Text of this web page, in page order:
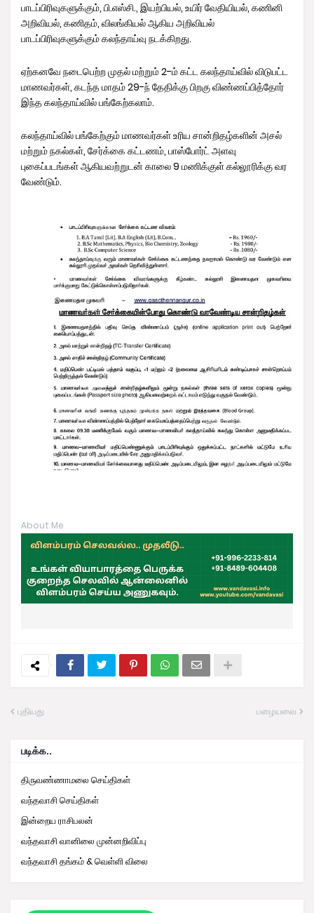
பாடப்பிரிவுகளுக்கும், பி.எஸ்சி., இயற்பியல், உயிர் வேதியியல், கணினி
அறிவியல், கணிதம், விலங்கியல் ஆகிய அறிவியல்
பாடப்பிரிவுகளுக்கும் கலந்தாய்வு நடக்கிறது.
ஏற்கனவே நடைபெற்ற முதல் மற்றும் 2-ம் கட்ட கலந்தாய்வில் விடுபட்ட
மாணவர்கள், கடந்த மாதம் 29-ந் தேதிக்கு பிறகு விண்ணப்பித்தோர்
இந்த கலந்தாய்வில் பங்கேற்கலாம்.
கலந்தாய்வில் பங்கேற்கும் மாணவர்கள் உரிய சான்றிதழ்களின் அசல்
மற்றும் நகல்கள், சேர்க்கை கட்டணம், பாஸ்போர்ட் அளவு
புகைப்படங்கள் ஆகியவற்றுடன் காலை 9 மணிக்குள் கல்லூரிக்கு வர
வேண்டும்.
About Me
புதியது பழையவை
படிக்க..
திருவண்ணாமலை செய்திகள்
வந்தவாசி செய்திகள்
இன்றைய ராசிபலன்
வந்தவாசி வானிலை முன்னறிவிப்பு
வந்தவாசி தங்கம் & வெள்ளி விலை